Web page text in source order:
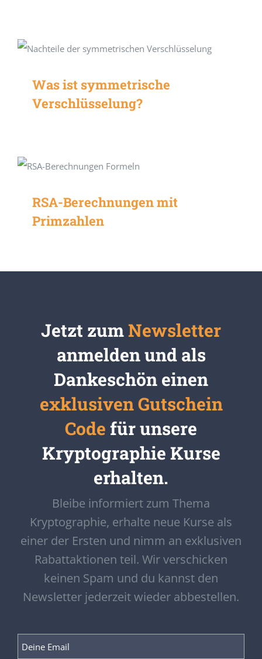
Was ist symmetrische
Verschlüsselung?
RSA-Berechnungen mit
Primzahlen
Jetzt zumNewsletter
anmelden und als
Dankeschön einen
exklusiven Gutschein
Code für unsere
Kryptographie Kurse
erhalten.
Bleibe informiert zum Thema
Kryptographie, erhalte neue Kurse als
einer der Ersten und nimm an exklusiven
Rabattaktionen teil. Wir verschicken
keinen Spam und du kannst den
Newsletter jederzeit wieder abbestellen.